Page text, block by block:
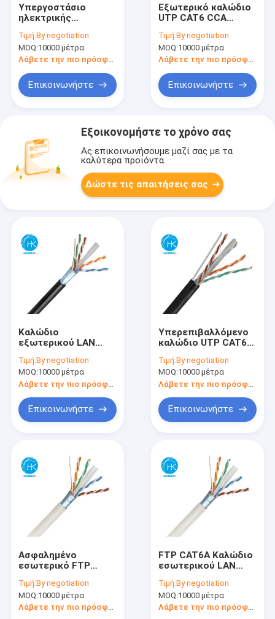
Υπεργοστάσιο
ηλεκτρικής
Τιμή:By negotiation
MOQ:10000 μέτρα
Λάβετε την πιο πρόσφατη τιμή
Επικοινωνήστε
Εξωτερικό καλώδιο
UTP CAT6 CCA
LAN χαλκού CAT6
Τιμή:By negotiation
MOQ:10000 μέτρα
Λάβετε την πιο πρόσφατη τιμή
Επικοινωνήστε
Εξοικονομήστε το χρόνο σας
Ας επικοινωνήσουμε μαζί σας με τα
καλύτερα προϊόντα.
Δώστε τις απαιτήσεις σας
Καλώδιο
εξωτερικού LAN
Ethernet
προστατευμένο
Τιμή:By negotiation
MOQ:10000 μέτρα
Λάβετε την πιο πρόσφατη τιμή
Επικοινωνήστε
Υπερεπιβαλλόμενο
καλώδιο UTP CAT6
εξωτερικό καλώδιο
εναέριου δικτύου
Τιμή:By negotiation
MOQ:10000 μέτρα
Επικοινωνήστε
Ασφαλημένο
εσωτερικό FTP
23awg καλώδιο
δικτύου χαλκού
Τιμή:By negotiation
MOQ:10000 μέτρα
Λάβετε την πιο πρόσφατη τιμή
FTP CAT6A Καλώδιο
εσωτερικού LAN
δικτύου χαλκού με
προστασία
Τιμή:By negotiation
MOQ:10000 μέτρα
Λάβετε την πιο πρόσφατη τιμή